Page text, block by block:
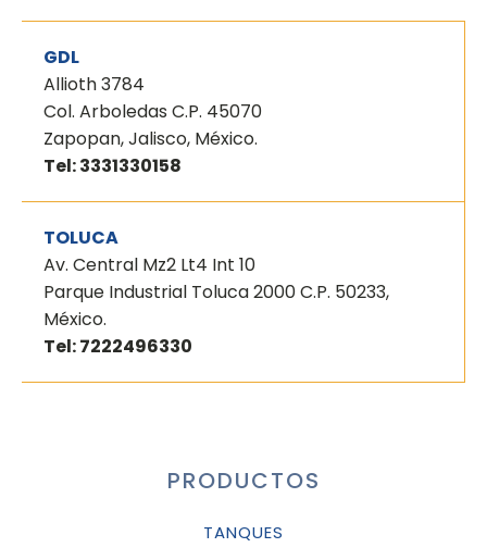
GDL
Allioth 3784
Col. Arboledas C.P. 45070
Zapopan, Jalisco, México.
Tel: 3331330158
TOLUCA
Av. Central Mz2 Lt4 Int 10
Parque Industrial Toluca 2000 C.P. 50233,
México.
Tel: 7222496330
PRODUCTOS
TANQUES